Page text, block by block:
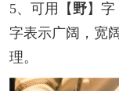
5、可用【野】
字表示广阔，宽
理。